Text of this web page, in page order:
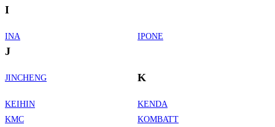
I
INA IPONE
J
JINCHENG K
KEIHIN
KENDA
KMC
KOMBATT